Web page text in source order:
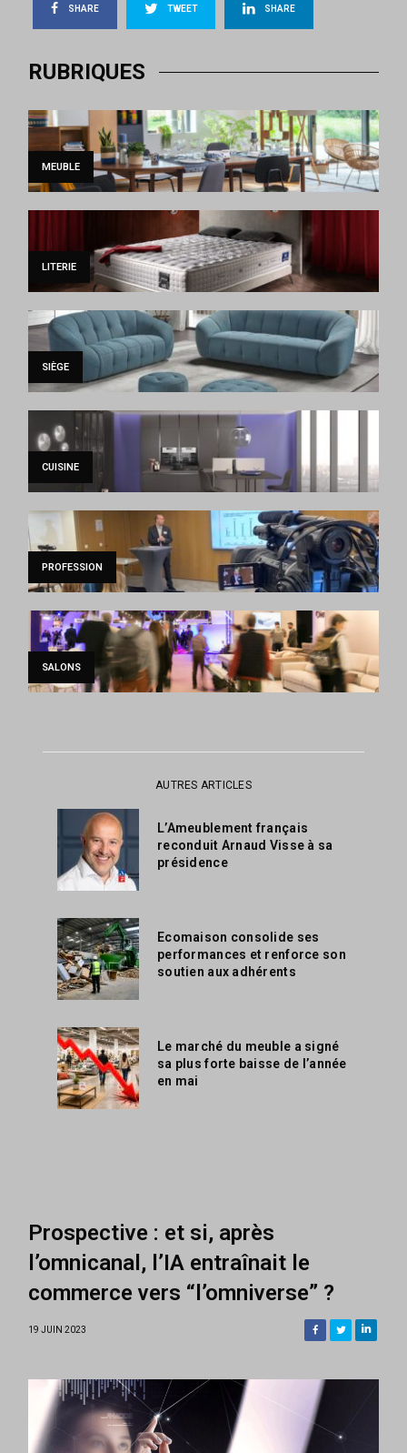
SHARE TWEET SHARE
RUBRIQUES
MEUBLE
LITERIE
SIÈGE
CUISINE
PROFESSION
SALONS
AUTRES ARTICLES
L’Ameublement français
reconduit Arnaud Visse à sa
présidence
Ecomaison consolide ses
performances et renforce son
soutien aux adhérents
Le marché du meuble a signé
sa plus forte baisse de l’année
en mai
Prospective : et si, après
l’omnicanal, l’IA entraînait le
commerce vers “l’omniverse” ?
19 JUIN 2023